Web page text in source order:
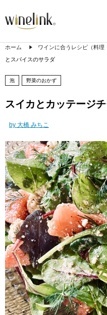
ホーム ワインに合うレシピ（料理
とスパイスのサラダ
泡 野菜のおかず
スイカとカッテージ
by 大橋 みちこ